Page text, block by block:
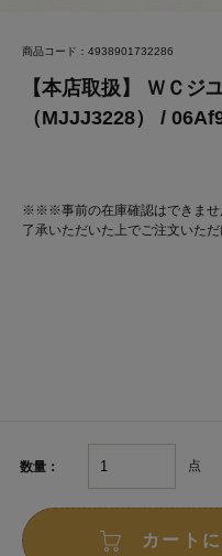
商品コード：4938901732286
【本店取扱】 ＷＣジ
（MJJJ3228） /
※※※事前の在庫確認はできま
了承いただいた上でご注文いただ
数量： 点
カート